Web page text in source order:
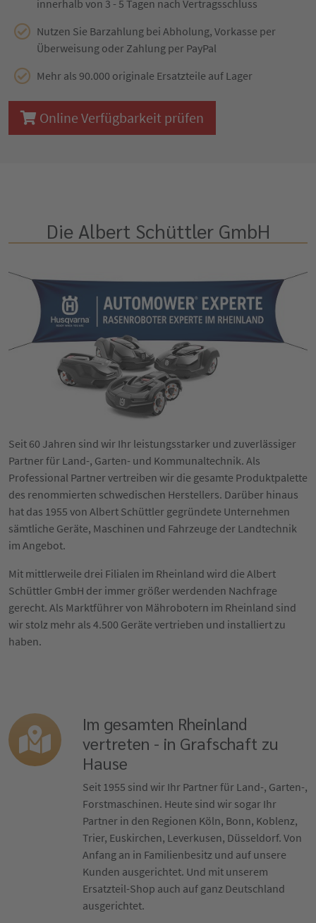
innerhalb von 3 - 5 Tagen nach Vertragsschluss
Nutzen Sie Barzahlung bei Abholung, Vorkasse per
Überweisung oder Zahlung per PayPal
Mehr als 90.000 originale Ersatzteile auf Lager
Online Verfügbarkeit prüfen
Die Albert Schüttler GmbH
Seit 60 Jahren sind wir Ihr leistungsstarker und zuverlässiger
Partner für Land-, Garten- und Kommunaltechnik. Als
Professional Partner vertreiben wir die gesamte Produktpalette
des renommierten schwedischen Herstellers. Darüber hinaus
hat das 1955 von Albert Schüttler gegründete Unternehmen
sämtliche Geräte, Maschinen und Fahrzeuge der Landtechnik
im Angebot.
Mit mittlerweile drei Filialen im Rheinland wird die Albert
Schüttler GmbH der immer größer werdenden Nachfrage
gerecht. Als Marktführer von Mährobotern im Rheinland sind
wir stolz mehr als 4.500 Geräte vertrieben und installiert zu
haben.
Im gesamten Rheinland
vertreten - in Grafschaft zu
Hause
Seit 1955 sind wir Ihr Partner für Land-, Garten-,
Forstmaschinen. Heute sind wir sogar Ihr
Partner in den Regionen Köln, Bonn, Koblenz,
Trier, Euskirchen, Leverkusen, Düsseldorf. Von
Anfang an in Familienbesitz und auf unsere
Kunden ausgerichtet. Und mit unserem
Ersatzteil-Shop auch auf ganz Deutschland
ausgerichtet.